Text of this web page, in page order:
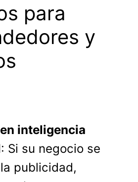
para
y
inteligencia
: Si su negocio se
publicidad,